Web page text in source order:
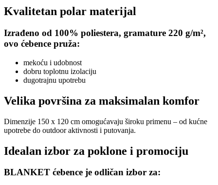
Kvalitetan polar materijal
Izrađeno od 100% poliestera, gramature 220 g/m²,
ovo ćebence pruža:
mekoću i udobnost
dobru toplotnu izolaciju
dugotrajnu upotrebu
Velika površina za maksimalan komfor
Dimenzije 150 x 120 cm omogućavaju široku primenu – od kućne
upotrebe do outdoor aktivnosti i putovanja.
Idealan izbor za poklone i promociju
BLANKET ćebence je odličan izbor za: